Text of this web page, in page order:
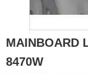
MAINBOARD
8470W